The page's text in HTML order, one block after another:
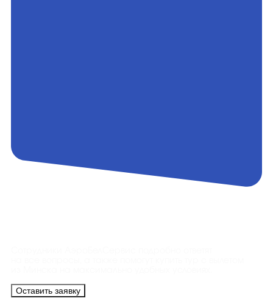
Оставить заявку